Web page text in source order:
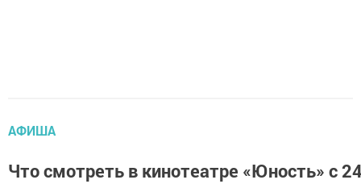
АФИША
Что смотреть в кинотеатре «Юность» с